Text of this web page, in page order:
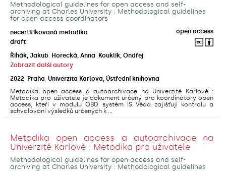
Methodological guidelines for open access and self-
archiving at Charles University : Methodological guidelines
for open access coordinators
necertifikovaná metodika
open access
draft
Řihák, Jakub; Horecká, Anna; Kouklík, Ondřej;
Zobrazit další autory
2022 Praha Univerzita Karlova, Ústřední knihovna
Metodika open access a autoarchivace na Univerzitě Karlově :
Metodika pro uživatele je dokument určený pro koordinátory open
access, kteří v modulu OBD systém IS Věda zajišťují kontrolu a
schvalování výsledků určených k ...
Metodika open access a autoarchivace na
Univerzitě Karlově : Metodika pro uživatele
Methodological guidelines for open access and self-
archiving at Charles University : Methodological guidelines